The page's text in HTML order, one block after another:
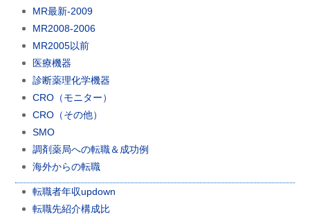
MR最新-2009
MR2008-2006
MR2005以前
医療機器
診断薬理化学機器
CRO（モニター）
CRO（その他）
SMO
調剤薬局への転職＆成功例
海外からの転職
転職者年収updown
転職先紹介構成比